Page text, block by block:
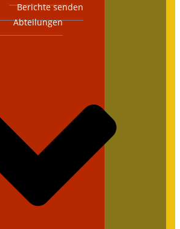
Berichte senden
Abteilungen